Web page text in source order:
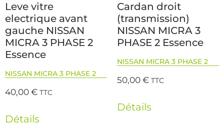
Leve vitre
electrique avant
gauche NISSAN
MICRA 3 PHASE 2
Essence
NISSAN MICRA 3 PHASE 2
40,00€ TTC
Détails
Cardan droit
(transmission)
NISSAN MICRA 3
PHASE 2 Essence
NISSAN MICRA 3 PHASE 2
50,00€ TTC
Détails